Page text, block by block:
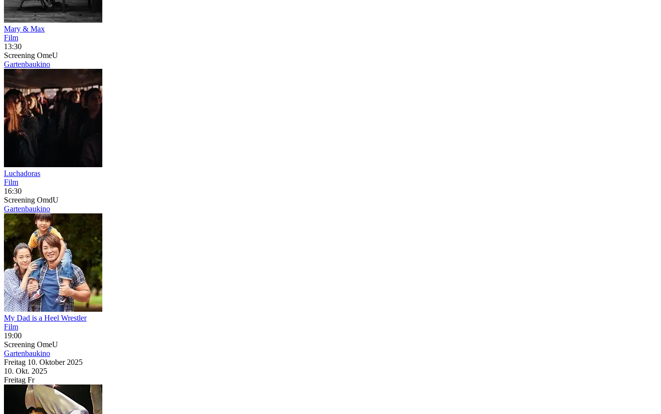
Mary & Max
Film
13:30
Screening OmeU
Gartenbaukino
Luchadoras
Film
16:30
Screening OmdU
Gartenbaukino
My Dad is a Heel Wrestler
Film
19:00
Screening OmeU
Gartenbaukino
Freitag 10. Oktober 2025
10. Okt. 2025
Freitag Fr